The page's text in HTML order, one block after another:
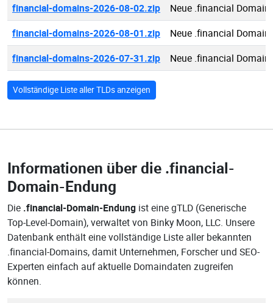
financial-domains-2026-08-02.zip
Neue .financial
financial-domains-2026-08-01.zip
Neue .financial
financial-domains-2026-07-31.zip
Neue .financial
Vollständige Liste aller TLDs anzeigen
Informationen über die .financial-
Domain-Endung
Die .financial-Domain-Endung ist eine gTLD (Generische
Top-Level-Domain), verwaltet von Binky Moon, LLC. Unsere
Datenbank enthält eine vollständige Liste aller bekannten
.financial-Domains, damit Unternehmen, Forscher und SEO-
Experten einfach auf aktuelle Domaindaten zugreifen
können.